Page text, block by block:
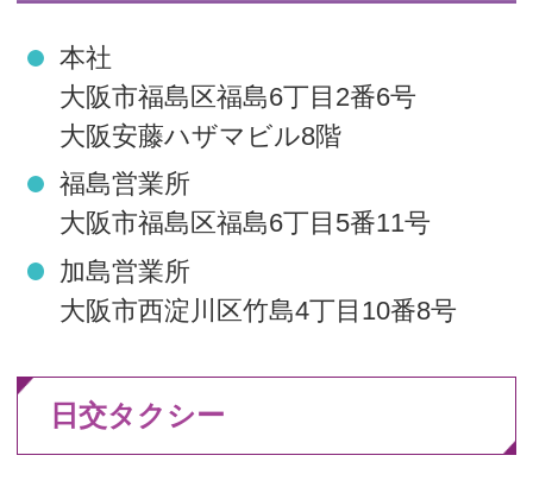
本社
大阪市福島区福島6丁目2番6号
大阪安藤ハザマビル8階
福島営業所
大阪市福島区福島6丁目5番11号
加島営業所
大阪市西淀川区竹島4丁目10番8号
日交タクシー